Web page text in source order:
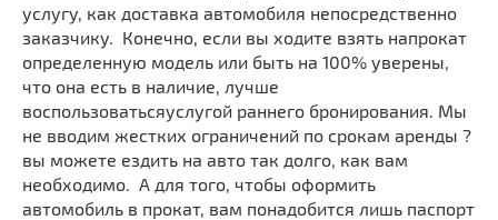
услугу, как доставка автомобиля непосредственно
заказчику. Конечно, если вы ходите взять напрокат
определенную модель или быть на 100% уверены,
что она есть в наличие, лучше
воспользоватьсяуслугой раннего бронирования. Мы
не вводим жестких ограничений по срокам аренды ?
вы можете ездить на авто так долго, как вам
необходимо. А для того, чтобы оформить
автомобиль в прокат, вам понадобится лишь паспорт